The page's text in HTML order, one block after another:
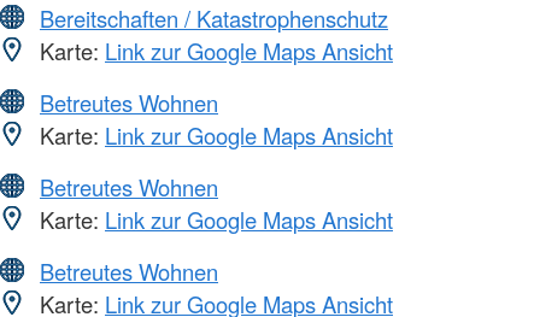
Bereitschaften / Katastrophenschutz
Karte: Link zur Google Maps Ansicht
Betreutes Wohnen
Karte: Link zur Google Maps Ansicht
Betreutes Wohnen
Karte: Link zur Google Maps Ansicht
Betreutes Wohnen
Karte: Link zur Google Maps Ansicht